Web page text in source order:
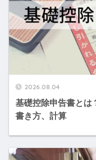
2026.08.04
基礎控除申告書とは
書き方、計算